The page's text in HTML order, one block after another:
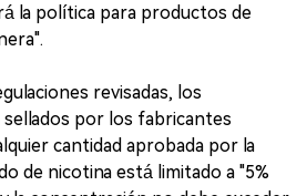
la política para productos de
revisadas, los
por los fabricantes
cantidad aprobada por la
de nicotina está limitado a "5%